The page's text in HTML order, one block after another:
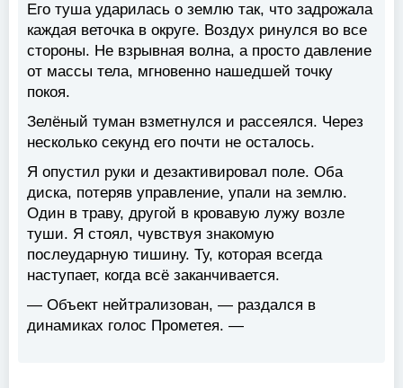
Его туша ударилась о землю так, что задрожала
каждая веточка в округе. Воздух ринулся во все
стороны. Не взрывная волна, а просто давление
от массы тела, мгновенно нашедшей точку
покоя.
Зелёный туман взметнулся и рассеялся. Через
несколько секунд его почти не осталось.
Я опустил руки и дезактивировал поле. Оба
диска, потеряв управление, упали на землю.
Один в траву, другой в кровавую лужу возле
туши. Я стоял, чувствуя знакомую
послеударную тишину. Ту, которая всегда
наступает, когда всё заканчивается.
— Объект нейтрализован, — раздался в
динамиках голос Прометея. —